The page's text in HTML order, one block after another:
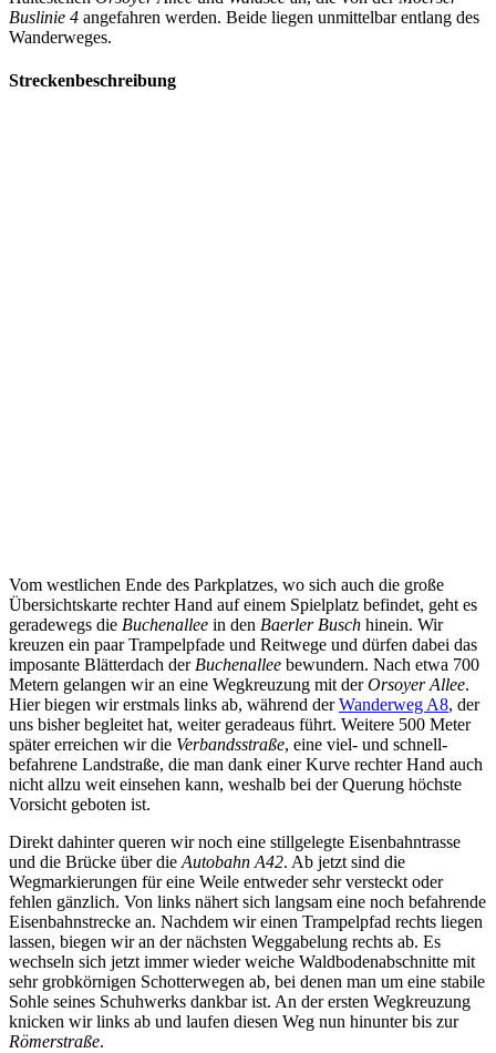
Buslinie 4 angefahren werden. Beide liegen unmittelbar entlang des
Wanderweges.
Streckenbeschreibung
Vom westlichen Ende des Parkplatzes, wo sich auch die große
Übersichtskarte rechter Hand auf einem Spielplatz befindet, geht es
geradewegs die Buchenallee in den Baerler Busch hinein. Wir
kreuzen ein paar Trampelpfade und Reitwege und dürfen dabei das
imposante Blätterdach der Buchenallee bewundern. Nach etwa 700
Metern gelangen wir an eine Wegkreuzung mit derOrsoyer Allee.
Hier biegen wir erstmals links ab, während derWanderweg A8, der
uns bisher begleitet hat, weiter geradeaus führt. Weitere 500 Meter
später erreichen wir die Verbandsstraße, eine viel- und schnell-
befahrene Landstraße, die man dank einer Kurve rechter Hand auch
nicht allzu weit einsehen kann, weshalb bei der Querung höchste
Vorsicht geboten ist.
Direkt dahinter queren wir noch eine stillgelegte Eisenbahntrasse
und die Brücke über die Autobahn A42. Ab jetzt sind die
Wegmarkierungen für eine Weile entweder sehr versteckt oder
fehlen gänzlich. Von links nähert sich langsam eine noch befahrende
Eisenbahnstrecke an. Nachdem wir einen Trampelpfad rechts liegen
lassen, biegen wir an der nächsten Weggabelung rechts ab. Es
wechseln sich jetzt immer wieder weiche Waldbodenabschnitte mit
sehr grobkörnigen Schotterwegen ab, bei denen man um eine stabile
Sohle seines Schuhwerks dankbar ist. An der ersten Wegkreuzung
knicken wir links ab und laufen diesen Weg nun hinunter bis zur
Römerstraße.